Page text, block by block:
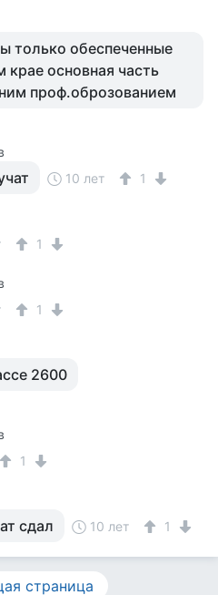
только обеспеченные
основная часть
проф.оброзованием
10 лет 1
1
1
2600
1
сдал 10 лет 1
страница